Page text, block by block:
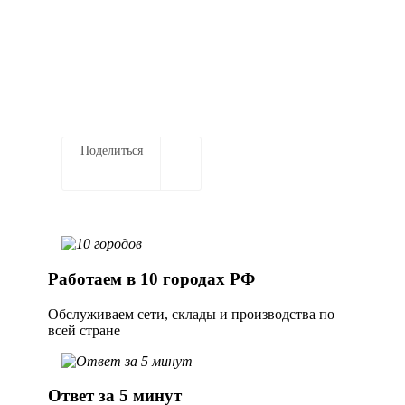
Поделиться
Работаем в 10 городах РФ
Обслуживаем сети, склады и производства по
всей стране
Ответ за 5 минут